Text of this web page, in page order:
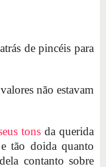
de pincéis para
não estavam
tons da querida
tão doida quanto
contanto sobre